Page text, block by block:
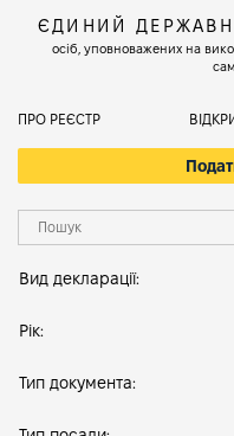
ЄДИНИЙ
осіб, уповноважених на
ПРО РЕЄСТР
Вид декларації:
Рік:
Тип документа: